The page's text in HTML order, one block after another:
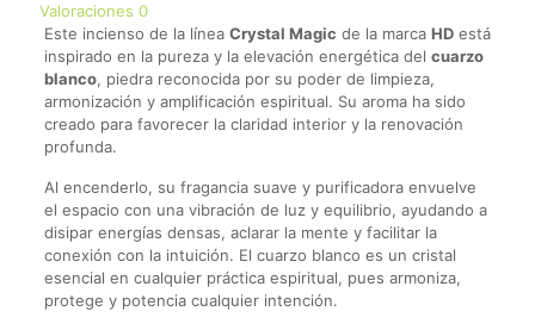
Valoraciones 0
Este incienso de la línea Crystal Magic de la marca HDestá
inspirado en la pureza y la elevación energética del cuarzo
blanco, piedra reconocida por su poder de limpieza,
armonización y amplificación espiritual. Su aroma ha sido
creado para favorecer la claridad interior y la renovación
profunda.
Al encenderlo, su fragancia suave y purificadora envuelve
el espacio con una vibración de luz y equilibrio, ayudando a
disipar energías densas, aclarar la mente y facilitar la
conexión con la intuición. El cuarzo blanco es un cristal
esencial en cualquier práctica espiritual, pues armoniza,
protege y potencia cualquier intención.